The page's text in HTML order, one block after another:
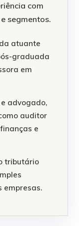
com
segmentos.
atuante
graduada
em
advogado,
auditor
e
tributário
empresas.